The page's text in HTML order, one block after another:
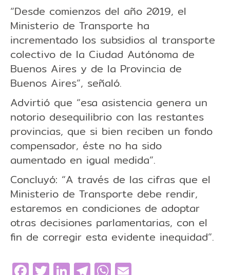
“Desde comienzos del año 2019, el
Ministerio de Transporte ha
incrementado los subsidios al transporte
colectivo de la Ciudad Autónoma de
Buenos Aires y de la Provincia de
Buenos Aires”, señaló.
Advirtió que “esa asistencia genera un
notorio desequilibrio con las restantes
provincias, que si bien reciben un fondo
compensador, éste no ha sido
aumentado en igual medida”.
Concluyó: “A través de las cifras que el
Ministerio de Transporte debe rendir,
estaremos en condiciones de adoptar
otras decisiones parlamentarias, con el
fin de corregir esta evidente inequidad”.